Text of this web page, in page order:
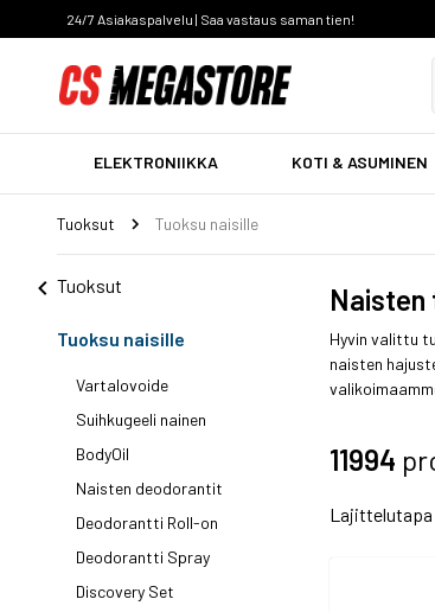
24/7 Asiakaspalvelu | Saa vastaus saman tien!
ELEKTRONIIKKA KOTI & ASUMINEN
Tuoksut Tuoksu naisille
Tuoksut
Tuoksu naisille
Vartalovoide
Suihkugeeli nainen
BodyOil
Naisten deodorantit
Deodorantti Roll-on
Deodorantti Spray
Discovery Set
Naisten
Hyvin valittu
naisten
11994
Lajittelutapa